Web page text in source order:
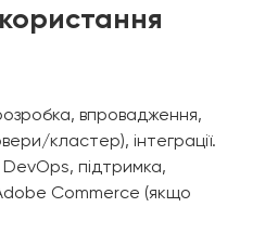
впровадження,
кластер), інтеграції.
підтримка,
Commerce (якщо